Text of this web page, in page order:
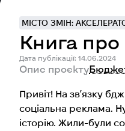
МІСТО ЗМІН:
Книга про
Дата публікації: 14.06.2024
Опис проєкту
Привіт! На звʼязку
соціальна реклама.
історію. Жили-були